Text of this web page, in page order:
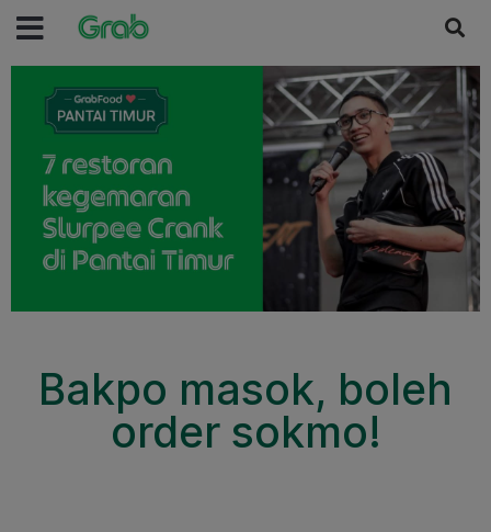
Bakpo masok, boleh
order sokmo!